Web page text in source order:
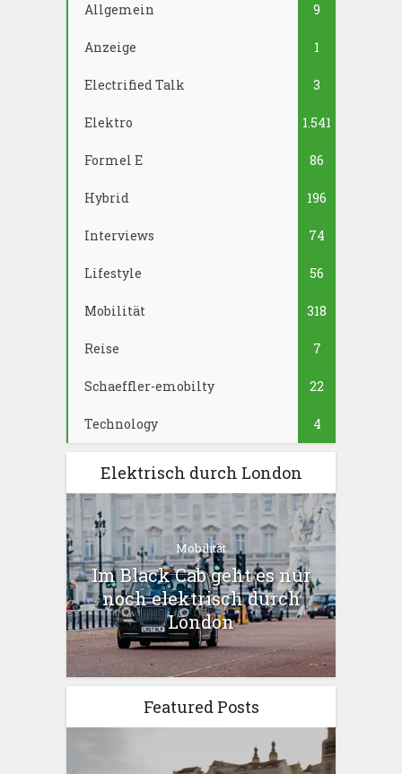
Allgemein 9
Anzeige 1
Electrified Talk 3
Elektro 1.541
Formel E 86
Hybrid 196
Interviews 74
Lifestyle 56
Mobilität 318
Reise 7
Schaeffler-emobilty 22
Technology 4
Elektrisch durch London
Mobilität
Im Black Cab geht es nur
noch elektrisch durch
London
Featured Posts